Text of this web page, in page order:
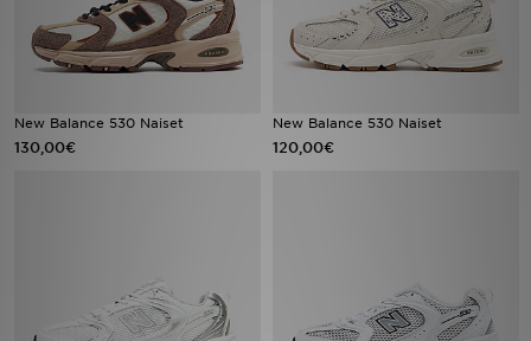
New Balance 530 Naiset
130,00€
New Balance 530 Naiset
120,00€